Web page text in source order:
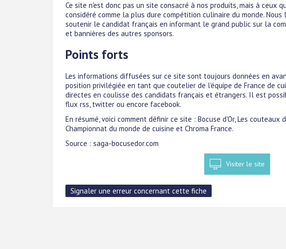
Ce site n'est donc pas un site consacré à nos produits, mais à ceux
considéré comme la plus dure compétition culinaire du monde.
soutenir le candidat français en informant le grand public sur la
et bannières des autres sponsors.
Points forts
Les informations diffusées sur ce site sont toujours données en
position privilégiée en tant que coutelier de l'équipe de France de
directes en coulisse des candidats français et étrangers. Il est
flux rss, twitter ou encore facebook.
En résumé, voici comment définir ce site : Bocuse d'Or, Les couteaux
Championnat du monde de cuisine et Chroma France.
Source : saga-bocusedor.com
Visiter le site